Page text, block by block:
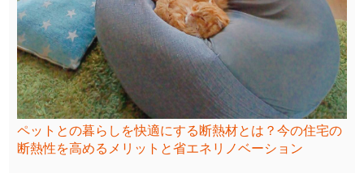
ペットとの暮らしを快適にする断熱材とは？今の住宅の
断熱性を高めるメリットと省エネリノベーション